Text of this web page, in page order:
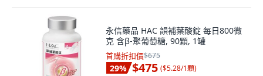
永信藥品 HAC 韻補葉酸錠 每日800微
克 含β-聚葡萄糖, 90顆, 1罐
首購折扣價$675
29% $475 ($5.28/1顆)